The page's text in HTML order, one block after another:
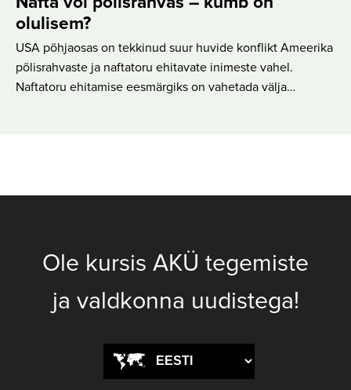
olulisem?
USA põhjaosas on tekkinud suur huvide konflikt Ameerika
põlisrahvaste ja naftatoru ehitavate inimeste vahel.
Naftatoru ehitamise eesmärgiks on vahetada välja…
Ole kursis AKÜ tegemiste
ja valdkonna uudistega!